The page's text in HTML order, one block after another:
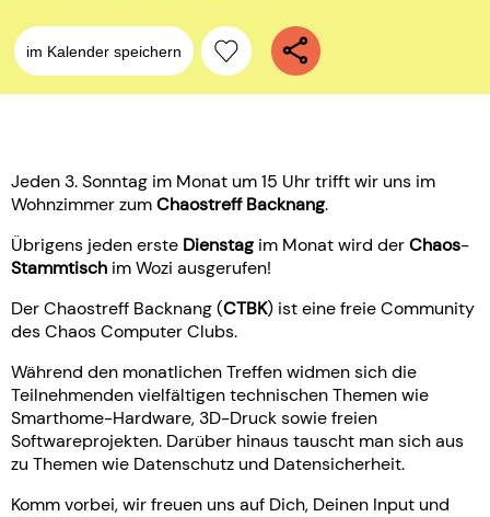
im Kalender speichern
Jeden 3. Sonntag im Monat um 15 Uhr trifft wir uns im
Wohnzimmer zumChaostreff Backnang.
Übrigens jeden erste Dienstag im Monat wird derChaos-
Stammtisch im Wozi ausgerufen!
Der Chaostreff Backnang (CTBK) ist eine freie Community
des Chaos Computer Clubs.
Während den monatlichen Treffen widmen sich die
Teilnehmenden vielfältigen technischen Themen wie
Smarthome-Hardware, 3D-Druck sowie freien
Softwareprojekten. Darüber hinaus tauscht man sich aus
zu Themen wie Datenschutz und Datensicherheit.
Komm vorbei, wir freuen uns auf Dich, Deinen Input und